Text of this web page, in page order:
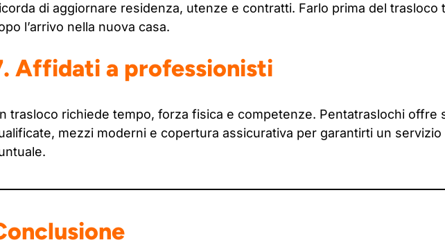
di aggiornare residenza, utenze e contratti. Farlo prima del trasloco
l’arrivo nella nuova casa.
Affidati a professionisti
trasloco richiede tempo, forza fisica e competenze. Pentatraslochi offre
mezzi moderni e copertura assicurativa per garantirti un servizio